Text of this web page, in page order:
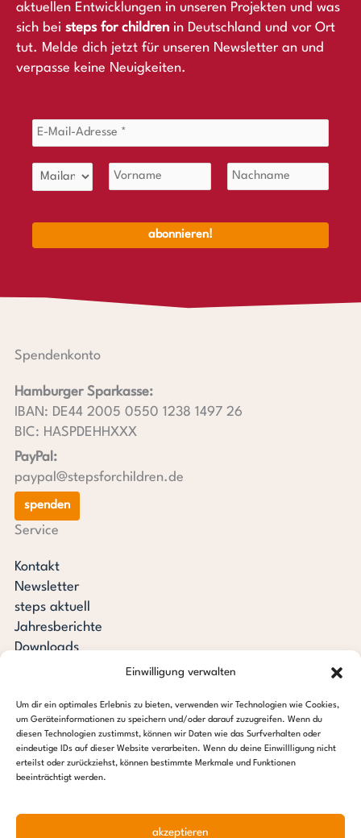
Einwilligung verwalten
Um dir ein optimales Erlebnis zu bieten, verwenden wir Technologien wie Cookies,
um Geräteinformationen zu speichern und/oder darauf zuzugreifen. Wenn du
diesen Technologien zustimmst, können wir Daten wie das Surfverhalten oder
eindeutige IDs auf dieser Website verarbeiten. Wenn du deine Einwillligung nicht
erteilst oder zurückziehst, können bestimmte Merkmale und Funktionen
beeinträchtigt werden.
akzeptieren
aktuellen Entwicklungen in unseren Projekten und was
sich bei steps for children in Deutschland und vor Ort
tut. Melde dich jetzt für unseren Newsletter an und
verpasse keine Neuigkeiten.
Spendenkonto
Hamburger Sparkasse:
IBAN: DE44 2005 0550 1238 1497 26
BIC: HASPDEHHXXX
PayPal:
paypal@stepsforchildren.de
spenden
Service
Kontakt
Newsletter
steps aktuell
Jahresberichte
Downloads
Stiftung steps for children
c/o Regus Altona
Ottenser Hauptstraße 2-6
Tel: +49 (0) 40 389 027 – 88